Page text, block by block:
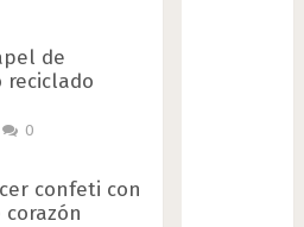
de
reciclado
0
confeti con